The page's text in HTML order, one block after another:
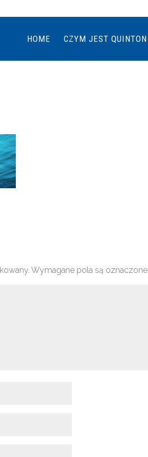
HOME CZYM JEST QUINTON
Wymagane pola są oznaczone